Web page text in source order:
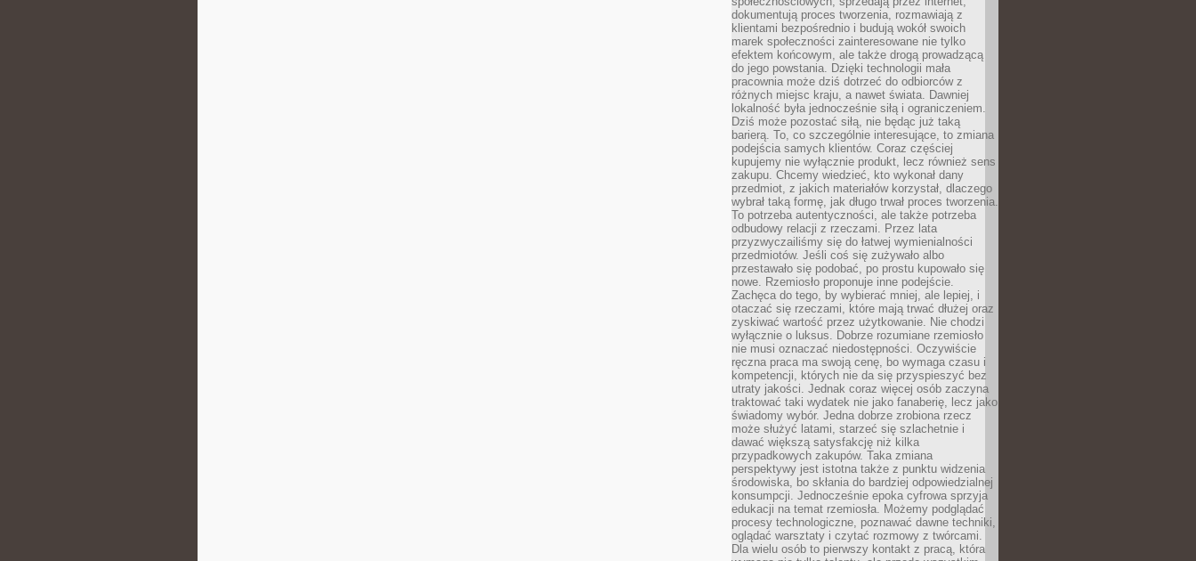
dokumentują proces tworzenia, rozmawiają z
klientami bezpośrednio i budują wokół swoich
marek społeczności zainteresowane nie tylko
efektem końcowym, ale także drogą prowadzącą
do jego powstania. Dzięki technologii mała
pracownia może dziś dotrzeć do odbiorców z
różnych miejsc kraju, a nawet świata. Dawniej
lokalność była jednocześnie siłą i ograniczeniem.
Dziś może pozostać siłą, nie będąc już taką
barierą. To, co szczególnie interesujące, to zmiana
podejścia samych klientów. Coraz częściej
kupujemy nie wyłącznie produkt, lecz również sens
zakupu. Chcemy wiedzieć, kto wykonał dany
przedmiot, z jakich materiałów korzystał, dlaczego
wybrał taką formę, jak długo trwał proces tworzenia.
To potrzeba autentyczności, ale także potrzeba
odbudowy relacji z rzeczami. Przez lata
przyzwyczailiśmy się do łatwej wymienialności
przedmiotów. Jeśli coś się zużywało albo
przestawało się podobać, po prostu kupowało się
nowe. Rzemiosło proponuje inne podejście.
Zachęca do tego, by wybierać mniej, ale lepiej, i
otaczać się rzeczami, które mają trwać dłużej oraz
zyskiwać wartość przez użytkowanie. Nie chodzi
wyłącznie o luksus. Dobrze rozumiane rzemiosło
nie musi oznaczać niedostępności. Oczywiście
ręczna praca ma swoją cenę, bo wymaga czasu i
kompetencji, których nie da się przyspieszyć bez
utraty jakości. Jednak coraz więcej osób zaczyna
traktować taki wydatek nie jako fanaberię, lecz jako
świadomy wybór. Jedna dobrze zrobiona rzecz
może służyć latami, starzeć się szlachetnie i
dawać większą satysfakcję niż kilka
przypadkowych zakupów. Taka zmiana
perspektywy jest istotna także z punktu widzenia
środowiska, bo skłania do bardziej odpowiedzialnej
konsumpcji. Jednocześnie epoka cyfrowa sprzyja
edukacji na temat rzemiosła. Możemy podglądać
procesy technologiczne, poznawać dawne techniki,
oglądać warsztaty i czytać rozmowy z twórcami.
Dla wielu osób to pierwszy kontakt z pracą, która